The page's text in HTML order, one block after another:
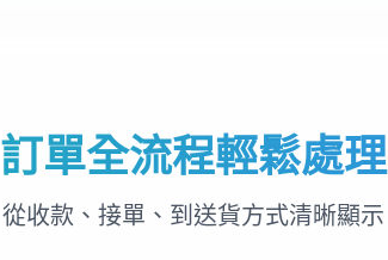
訂單全流程輕鬆處理
從收款、接單、到送貨方式清晰顯示